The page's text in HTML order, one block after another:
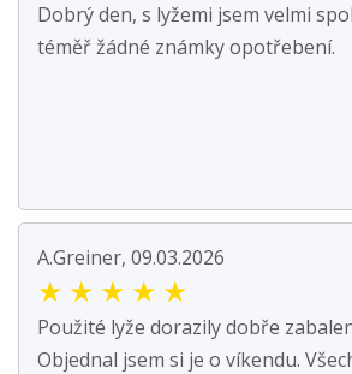
Dobrý den, s lyžemi jsem velmi
téměř žádné známky opotřebení.
A.Greiner, 09.03.2026
★ ★ ★ ★ ★
Použité lyže dorazily dobře
Objednal jsem si je o víkendu.